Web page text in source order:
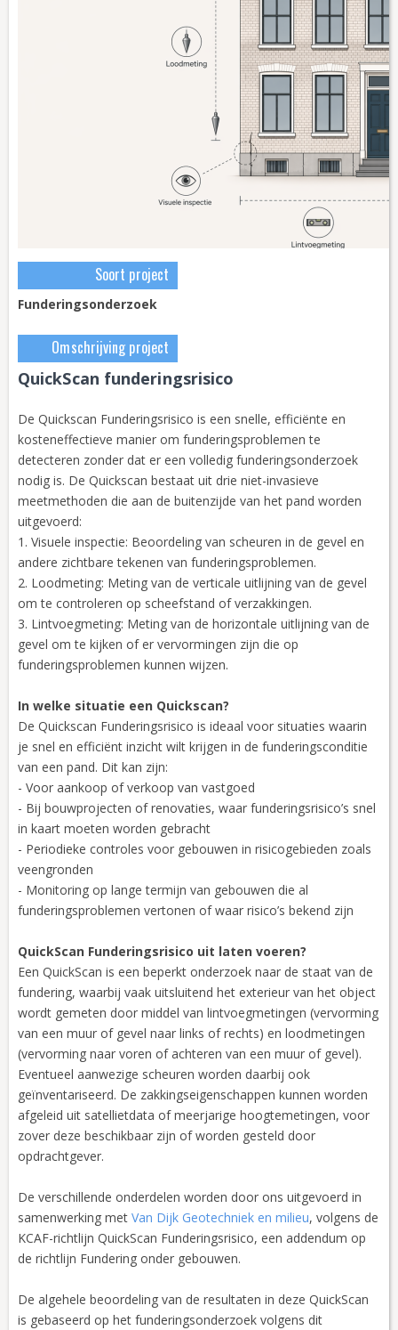
Soort project
Funderingsonderzoek
Omschrijving project
QuickScan funderingsrisico
De Quickscan Funderingsrisico is een snelle, efficiënte en
kosteneffectieve manier om funderingsproblemen te
detecteren zonder dat er een volledig funderingsonderzoek
nodig is. De Quickscan bestaat uit drie niet-invasieve
meetmethoden die aan de buitenzijde van het pand worden
uitgevoerd:
1. Visuele inspectie: Beoordeling van scheuren in de gevel en
andere zichtbare tekenen van funderingsproblemen.
2. Loodmeting: Meting van de verticale uitlijning van de gevel
om te controleren op scheefstand of verzakkingen.
3. Lintvoegmeting: Meting van de horizontale uitlijning van de
gevel om te kijken of er vervormingen zijn die op
funderingsproblemen kunnen wijzen.
In welke situatie een Quickscan?
De Quickscan Funderingsrisico is ideaal voor situaties waarin
je snel en efficiënt inzicht wilt krijgen in de funderingsconditie
van een pand. Dit kan zijn:
- Voor aankoop of verkoop van vastgoed
- Bij bouwprojecten of renovaties, waar funderingsrisico’s snel
in kaart moeten worden gebracht
- Periodieke controles voor gebouwen in risicogebieden zoals
veengronden
- Monitoring op lange termijn van gebouwen die al
funderingsproblemen vertonen of waar risico’s bekend zijn
QuickScan Funderingsrisico uit laten voeren?
Een QuickScan is een beperkt onderzoek naar de staat van de
fundering, waarbij vaak uitsluitend het exterieur van het object
wordt gemeten door middel van lintvoegmetingen (vervorming
van een muur of gevel naar links of rechts) en loodmetingen
(vervorming naar voren of achteren van een muur of gevel).
Eventueel aanwezige scheuren worden daarbij ook
geïnventariseerd. De zakkingseigenschappen kunnen worden
afgeleid uit satellietdata of meerjarige hoogtemetingen, voor
zover deze beschikbaar zijn of worden gesteld door
opdrachtgever.
De verschillende onderdelen worden door ons uitgevoerd in
samenwerking met Van Dijk Geotechniek en milieu, volgens de
KCAF-richtlijn QuickScan Funderingsrisico, een addendum op
de richtlijn Fundering onder gebouwen.
De algehele beoordeling van de resultaten in deze QuickScan
is gebaseerd op het funderingsonderzoek volgens dit